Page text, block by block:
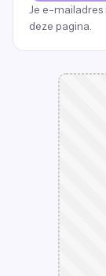
Je e-
deze pagina.